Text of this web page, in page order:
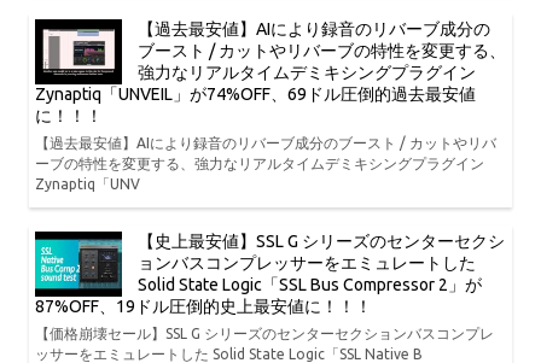
【過去最安値】AIにより録音のリバーブ成分の
ブースト / カットやリバーブの特性を変更する、
強力なリアルタイムデミキシングプラグイン
Zynaptiq「UNVEIL」が74%OFF、69ドル圧倒的過去最安値
に！！！
【過去最安値】AIにより録音のリバーブ成分のブースト / カットやリバ
ーブの特性を変更する、強力なリアルタイムデミキシングプラグイン
Zynaptiq「UNV
【史上最安値】SSL G シリーズのセンターセクシ
ョンバスコンプレッサーをエミュレートした
Solid State Logic「SSL Bus Compressor 2」が
87%OFF、19ドル圧倒的史上最安値に！！！
【価格崩壊セール】SSL G シリーズのセンターセクションバスコンプレ
ッサーをエミュレートした Solid State Logic「SSL Native B